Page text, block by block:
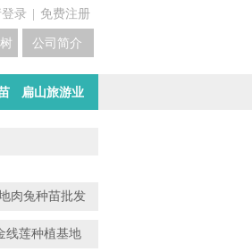
录 免费注册
公司简介
苗培育
扁山旅游业
肉兔种苗批发
线莲种植基地